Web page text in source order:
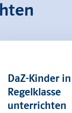
DaZ-Kinder
Regelklasse
unterrichten